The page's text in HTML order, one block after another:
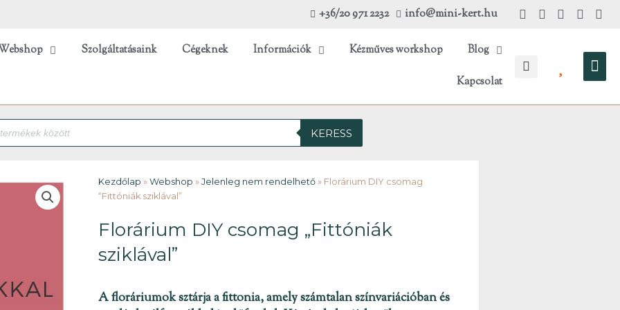
+36/20 971 2232 info@mini-kert.hu
Szolgáltatásaink Cégeknek Információk Kézműves workshop Blog
Kapcsolat
KERESS
Kezdőlap » Webshop » Jelenleg nem rendelhető » Florárium DIY csomag
“Fittóniák sziklával”
Florárium DIY csomag „Fittóniák
sziklával”
A floráriumok sztárja a fittonia, amely számtalan színvariációban és